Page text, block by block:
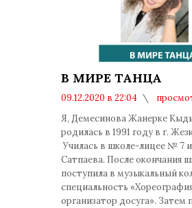
В МИРЕ ТАНЦА
09.12.2020 в 22:04
Я, Демесинова Жанерке
родилась в 1991 году в г.
Училась в школе-лицее № 7
Сатпаева. После окончания
поступила в музыкальный
специальность
организатор досуга». Затем